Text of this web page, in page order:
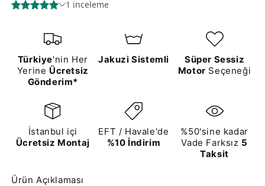
Türkiye'nin Her
Yerine Ücretsiz
Gönderim*
Jakuzi Sistemli
Süper Sessiz
Motor Seçeneği
İstanbul içi
Ücretsiz Montaj
EFT / Havale'de
%10 İndirim
%50'sine kadar
Vade Farksız 5
Taksit
Ürün Açıklaması